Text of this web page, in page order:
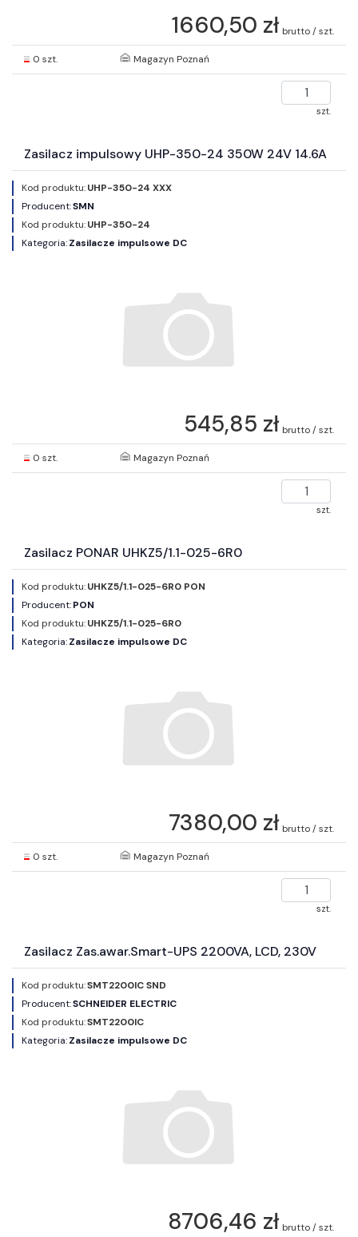
1660,50 zł brutto / szt.
0 szt. Magazyn Poznań
szt.
Zasilacz impulsowy UHP-350-24 350W 24V 14.6A
Kod produktu:UHP-350-24 XXX
Producent:SMN
Kod produktu:UHP-350-24
Kategoria:Zasilacze impulsowe DC
545,85 zł brutto / szt.
0 szt. Magazyn Poznań
szt.
Zasilacz PONAR UHKZ5/1.1-025-6R0
Kod produktu:UHKZ5/1.1-025-6R0 PON
Producent:PON
Kod produktu:UHKZ5/1.1-025-6R0
Kategoria:Zasilacze impulsowe DC
7380,00 zł brutto / szt.
0 szt. Magazyn Poznań
szt.
Zasilacz Zas.awar.Smart-UPS 2200VA, LCD, 230V
Kod produktu:SMT2200IC SND
Producent:SCHNEIDER ELECTRIC
Kod produktu:SMT2200IC
Kategoria:Zasilacze impulsowe DC
8706,46 zł brutto / szt.